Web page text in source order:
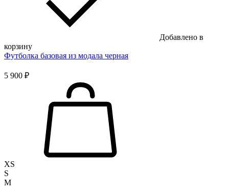
Добавлено в
корзину
Футболка базовая из модала черная
5 900 ₽
XS
S
M